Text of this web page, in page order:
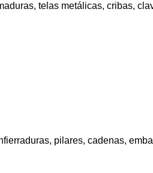
telas metálicas, cribas,
pilares, cadenas,